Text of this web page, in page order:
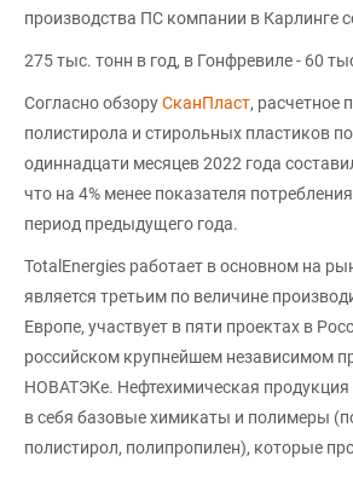
производства ПС компании в Карлинге
275 тыс. тонн в год, в Гонфревиле - 60
Согласно обзоруСканПласт, расчетное
полистирола и стирольных пластиков
одиннадцати месяцев 2022 года
что на 4% менее показателя
период предыдущего года.
TotalEnergies работает в основном на
является третьим по величине
Европе, участвует в пяти проектах в
российском крупнейшем независимом
НОВАТЭКе. Нефтехимическая
в себя базовые химикаты и полимеры
полистирол, полипропилен), которые